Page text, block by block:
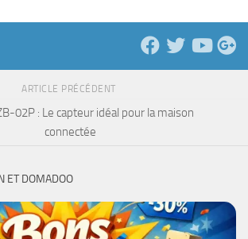
ARTICLE PRÉCÉDENT
02P : Le capteur idéal pour la maison
connectée
ET DOMADOO